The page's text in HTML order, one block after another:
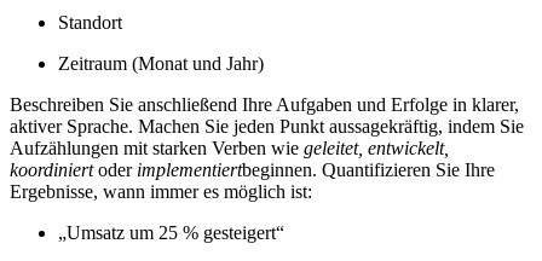
Standort
Zeitraum (Monat und Jahr)
Beschreiben Sie anschließend Ihre Aufgaben und Erfolge in klarer,
aktiver Sprache. Machen Sie jeden Punkt aussagekräftig, indem Sie
Aufzählungen mit starken Verben wie geleitet, entwickelt,
koordiniertoder implementiertbeginnen. Quantifizieren Sie Ihre
Ergebnisse, wann immer es möglich ist:
„Umsatz um 25 % gesteigert“